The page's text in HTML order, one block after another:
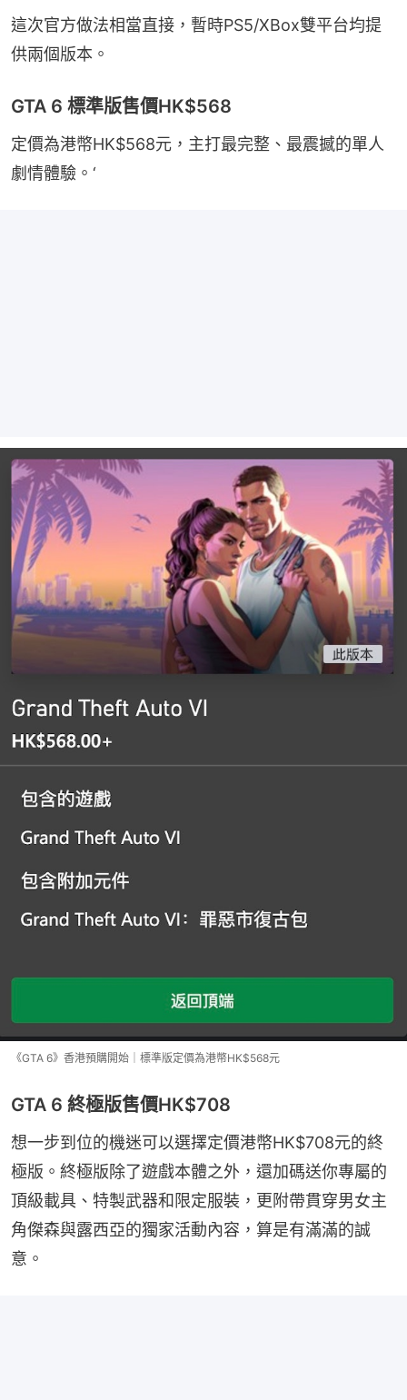
這次官方做法相當直接，暫時PS5/XBox雙平台均提
供兩個版本。
GTA 6 標準版售價HK$568
定價為港幣HK$568元，主打最完整、最震撼的單人
劇情體驗。‘
《GTA 6》香港預購開始｜標準版定價為港幣HK$568元
GTA 6 終極版售價HK$708
想一步到位的機迷可以選擇定價港幣HK$708元的終
極版。終極版除了遊戲本體之外，還加碼送你專屬的
頂級載具、特製武器和限定服裝，更附帶貫穿男女主
角傑森與露西亞的獨家活動內容，算是有滿滿的誠
意。